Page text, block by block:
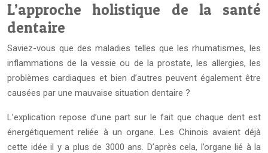
L’approche holistique de la santé
dentaire
Saviez-vous que des maladies telles que les rhumatismes, les
inflammations de la vessie ou de la prostate, les allergies, les
problèmes cardiaques et bien d’autres peuvent également être
causées par une mauvaise situation dentaire ?
L’explication repose d’une part sur le fait que chaque dent est
énergétiquement reliée à un organe. Les Chinois avaient déjà
cette idée il y a plus de 3000 ans. D’après cela, l’organe lié à la